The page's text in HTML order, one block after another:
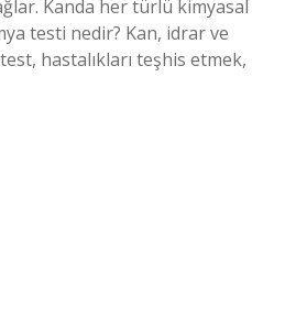
Kanda her türlü kimyasal
testi nedir? Kan, idrar ve
hastalıkları teşhis etmek,